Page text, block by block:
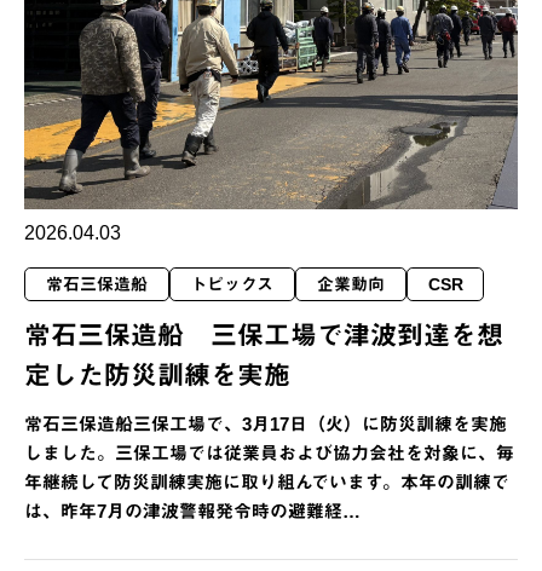
2026.04.03
常石三保造船 トピックス 企業動向 CSR
常石三保造船 三保工場で津波到達を想
定した防災訓練を実施
常石三保造船三保工場で、3月17日（火）に防災訓練を実施
しました。三保工場では従業員および協力会社を対象に、毎
年継続して防災訓練実施に取り組んでいます。本年の訓練で
は、昨年7月の津波警報発令時の避難経…